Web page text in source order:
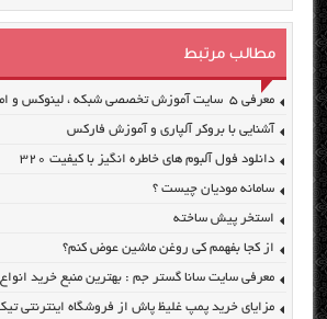
مطالب مرتبط
معرفی ۵ سایت آموزش تخصصی شبکه ، لینوکس و امنیت
آشنایی با بروکر آلپاری و آموزش فارکس
دانلود فول آلبوم های خاطره انگیز با کیفیت ۳۲۰
سامانه مودیان چیست ؟
استخر پیش ساخته
از کجا بفهمم کی روغن ماشین عوض کنم؟
معرفی سایت سانا گستر جم : بهترین منبع خرید
مزایای خرید پمپ غلیظ پاش از فروشگاه اینترنتی